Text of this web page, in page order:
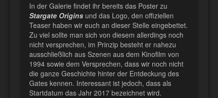
In der Galerie findet ihr bereits das Poster zu
Stargate Origins und das Logo, den offiziellen
Teaser haben wir euch an dieser Stelle eingebettet.
Zu viel sollte man sich von diesem allerdings noch
nicht versprechen, im Prinzip besteht er nahezu
ausschließlich aus Szenen aus dem Kinofilm von
1994 sowie dem Versprechen, dass wir noch nicht
die ganze Geschichte hinter der Entdeckung des
Gates kennen. Interessant ist jedoch, dass als
Startdatum das Jahr 2017 bezeichnet wird.